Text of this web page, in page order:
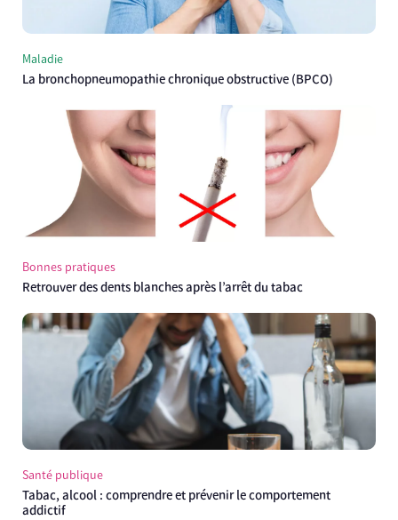
Maladie
La bronchopneumopathie chronique obstructive (BPCO)
Bonnes pratiques
Retrouver des dents blanches après l’arrêt du tabac
Santé publique
Tabac, alcool : comprendre et prévenir le comportement
addictif